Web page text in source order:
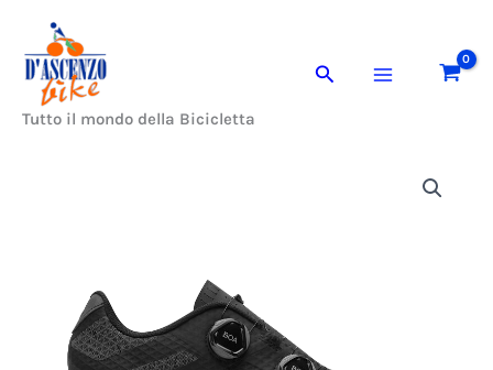
contenuto
Tutto il mondo della Bicicletta
Cerca